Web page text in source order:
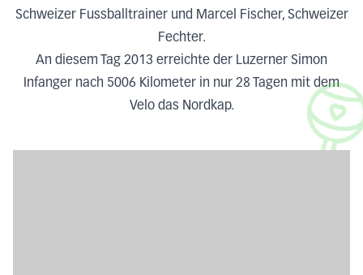
Schweizer Fussballtrainer und Marcel Fischer, Schweizer
Fechter.
An diesem Tag 2013 erreichte der Luzerner Simon
Infanger nach 5006 Kilometer in nur 28 Tagen mit dem
Velo das Nordkap.